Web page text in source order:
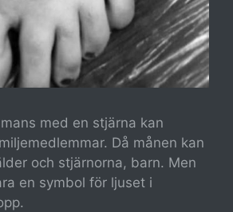
med en stjärna kan
Då månen kan
och stjärnorna, barn. Men
en symbol för ljuset i